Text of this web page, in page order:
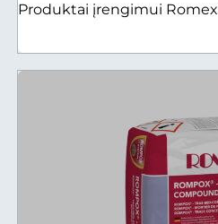
Produktai įrengimui Romex